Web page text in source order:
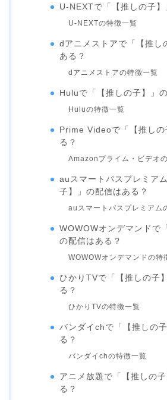
U-NEXTで「【推しの子】
U-NEXTの特徴一覧
dアニメストアで「【推し
ある？
dアニメストアの特徴一覧
Huluで「【推しの子】」
Huluの特徴一覧
Prime Videoで「【推しの
る？
Amazonプライム・ビデオ
auスマートパスプレミア
子】」の配信はある？
auスマートパスプレミアム
WOWOWオンデマンドで
の配信はある？
WOWOWオンデマンドの特
ひかりTVで「【推しの子
る？
ひかりTVの特徴一覧
バンダイchで「【推しの
る？
バンダイchの特徴一覧
アニメ放題で「【推しの
る？